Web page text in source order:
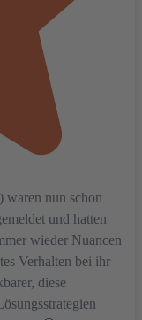
waren nun schon
und hatten
wieder Nuancen
Verhalten bei ihr
diese